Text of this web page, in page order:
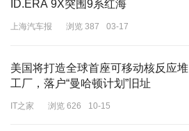
ID.ERA 9X突围9系红海
上海汽车报 浏览 387 03-17
美国将打造全球首座可移动核反应堆
工厂，落户“曼哈顿计划”旧址
IT之家 浏览 626 10-15